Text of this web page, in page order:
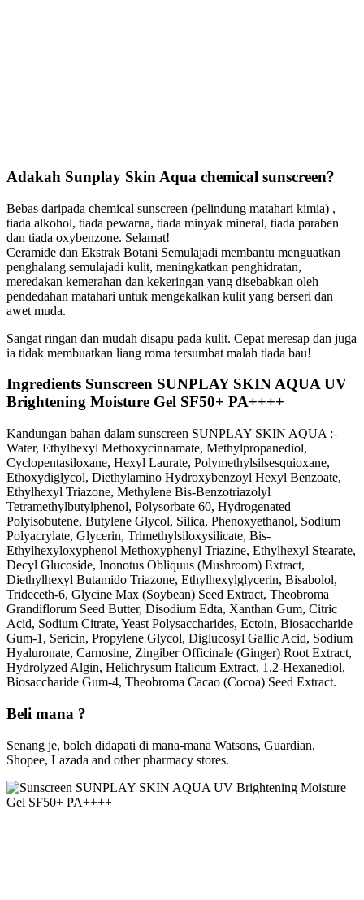
Adakah Sunplay Skin Aqua chemical sunscreen?
Bebas daripada chemical sunscreen (pelindung matahari kimia) ,
tiada alkohol, tiada pewarna, tiada minyak mineral, tiada paraben
dan tiada oxybenzone. Selamat!
Ceramide dan Ekstrak Botani Semulajadi membantu menguatkan
penghalang semulajadi kulit, meningkatkan penghidratan,
meredakan kemerahan dan kekeringan yang disebabkan oleh
pendedahan matahari untuk mengekalkan kulit yang berseri dan
awet muda.
Sangat ringan dan mudah disapu pada kulit. Cepat meresap dan juga
ia tidak membuatkan liang roma tersumbat malah tiada bau!
Ingredients Sunscreen SUNPLAY SKIN AQUA UV
Brightening Moisture Gel SF50+ PA++++
Kandungan bahan dalam sunscreen SUNPLAY SKIN AQUA :-
Water, Ethylhexyl Methoxycinnamate, Methylpropanediol,
Cyclopentasiloxane, Hexyl Laurate, Polymethylsilsesquioxane,
Ethoxydiglycol, Diethylamino Hydroxybenzoyl Hexyl Benzoate,
Ethylhexyl Triazone, Methylene Bis-Benzotriazolyl
Tetramethylbutylphenol, Polysorbate 60, Hydrogenated
Polyisobutene, Butylene Glycol, Silica, Phenoxyethanol, Sodium
Polyacrylate, Glycerin, Trimethylsiloxysilicate, Bis-
Ethylhexyloxyphenol Methoxyphenyl Triazine, Ethylhexyl Stearate,
Decyl Glucoside, Inonotus Obliquus (Mushroom) Extract,
Diethylhexyl Butamido Triazone, Ethylhexylglycerin, Bisabolol,
Trideceth-6, Glycine Max (Soybean) Seed Extract, Theobroma
Grandiflorum Seed Butter, Disodium Edta, Xanthan Gum, Citric
Acid, Sodium Citrate, Yeast Polysaccharides, Ectoin, Biosaccharide
Gum-1, Sericin, Propylene Glycol, Diglucosyl Gallic Acid, Sodium
Hyaluronate, Carnosine, Zingiber Officinale (Ginger) Root Extract,
Hydrolyzed Algin, Helichrysum Italicum Extract, 1,2-Hexanediol,
Biosaccharide Gum-4, Theobroma Cacao (Cocoa) Seed Extract.
Beli mana ?
Senang je, boleh didapati di mana-mana Watsons, Guardian,
Shopee, Lazada and other pharmacy stores.